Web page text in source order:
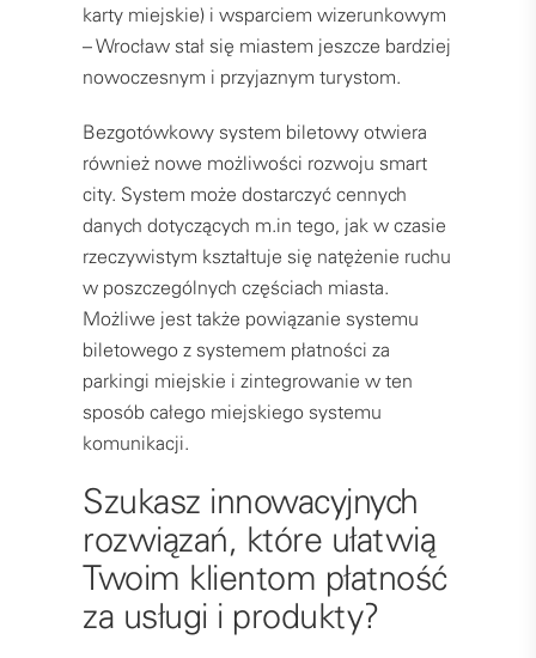
karty miejskie) i wsparciem wizerunkowym
– Wrocław stał się miastem jeszcze bardziej
nowoczesnym i przyjaznym turystom.
Bezgotówkowy system biletowy otwiera
również nowe możliwości rozwoju smart
city. System może dostarczyć cennych
danych dotyczących m.in tego, jak w czasie
rzeczywistym kształtuje się natężenie ruchu
w poszczególnych częściach miasta.
Możliwe jest także powiązanie systemu
biletowego z systemem płatności za
parkingi miejskie i zintegrowanie w ten
sposób całego miejskiego systemu
komunikacji.
Szukasz innowacyjnych
rozwiązań, które ułatwią
Twoim klientom płatność
za usługi i produkty?